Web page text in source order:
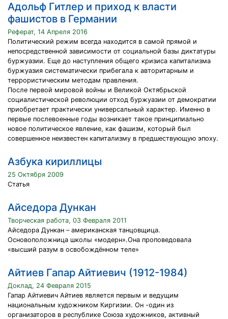
Адольф Гитлер и приход к власти
фашистов в Германии
Реферат, 14 Апреля 2016
Политический режим всегда находится в самой прямой и
непосредственной зависимости от социальной базы диктатуры
буржуазии. Еще до наступления общего кризиса капитализма
буржуазия систематически прибегала к авторитарным и
террористическим методам правления.
После первой мировой войны и Великой Октябрьской
социалистической революции отход буржуазии от демократии
приобретает практически универсальный характер. Именно в
первые послевоенные годы возникает такое принципиально
новое политическое явление, как фашизм, который был
совершенное неизвестен капитализму в предшествующую эпоху.
Азбука кириллицы
25 Октября 2009
Статья
Айседора Дункан
Творческая работа, 03 Февраля 2011
Айседора Дункан – американская танцовщица.
Основоположница школы «модерн».Она проповедовала
«высший разум в освобождённом теле»
Айтиев Гапар Айтиевич (1912-1984)
Доклад, 24 Февраля 2015
Гапар Айтиевич Айтиев является первым и ведущим
национальным художником Киргизии. Он -один из
организаторов в республике Союза художников, активный